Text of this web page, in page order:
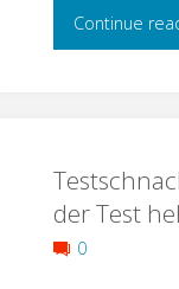
Continue
der Test
0